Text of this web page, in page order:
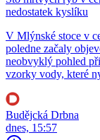
nedostatek kyslíku
V Mlýnské stoce v
poledne začaly
neobvyklý pohled
vzorky vody, které
Budějcká Drbna
dnes, 15:57